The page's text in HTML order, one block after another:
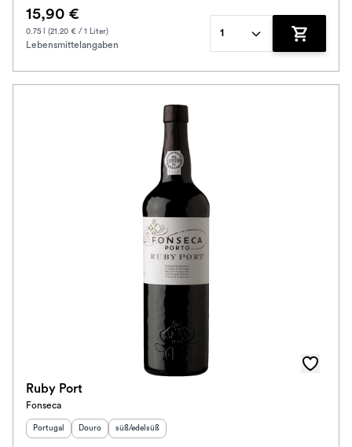
15,90 €
0.75 l (21.20 € / 1 Liter)
Lebensmittelangaben
1
Zum
Ruby Port
Fonseca
Herkunftsland:
Portugal Herkunftsregion:
Douro Geschmack:
süß/edelsüß